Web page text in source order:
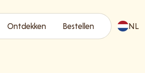
Ontdekken Bestellen NL